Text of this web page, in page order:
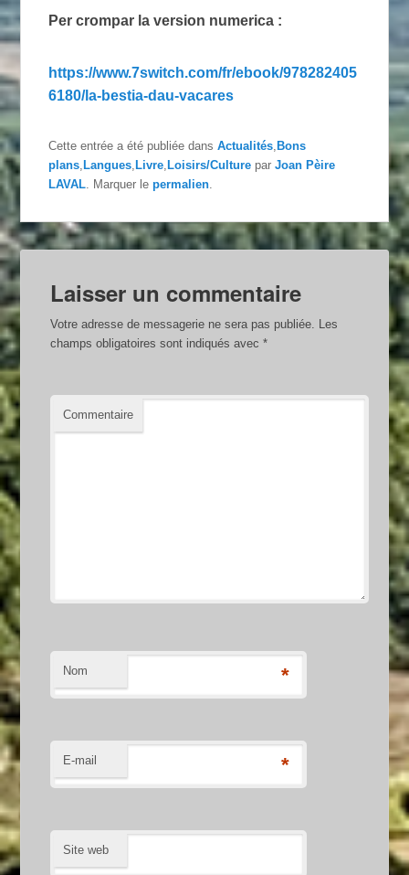
Per crompar la version numerica :
https://www.7switch.com/fr/ebook/978282405
6180/la-bestia-dau-vacares
Cette entrée a été publiée dansActualités, Bons
plans, Langues, Livre, Loisirs/Culture parJoan Pèire
LAVAL. Marquer lepermalien.
Laisser un commentaire
Votre adresse de messagerie ne sera pas publiée. Les
champs obligatoires sont indiqués avec*
Commentaire
Nom *
E-mail *
Site web